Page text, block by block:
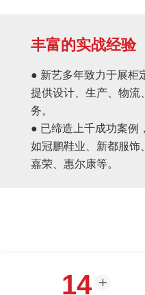
丰富的实战经验
● 新艺多年致力于展柜
提供设计、生产、物流
务。
● 已缔造上千成功案例
如冠鹏鞋业、新都服饰
嘉荣、惠尔康等。
14